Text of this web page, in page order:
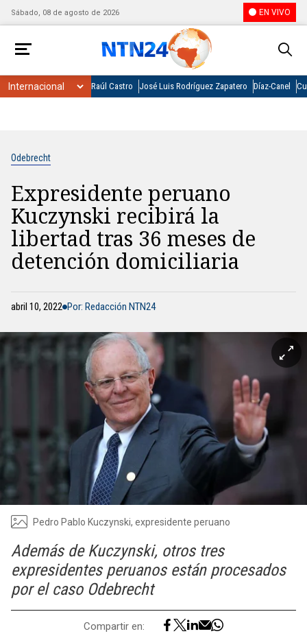
Sábado, 08 de agosto de 2026 EN VIVO
Raúl Castro José Luis Rodríguez Zapatero Díaz-Canel
Odebrecht
Expresidente peruano
Kuczynski recibirá la
libertad tras 36 meses de
detención domiciliaria
abril 10, 2022 Por: Redacción NTN24
Pedro Pablo Kuczynski, expresidente peruano
Además de Kuczynski, otros tres
expresidentes peruanos están procesados ​​
por el caso Odebrecht
Compartir en: